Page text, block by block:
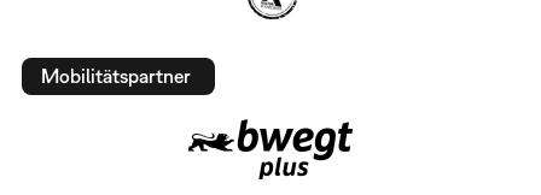
Mobilitätspartner